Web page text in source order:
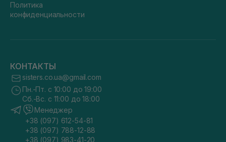
Политика
конфиденциальности
КОНТАКТЫ
sisters.co.ua@gmail.com
Пн.-Пт. с 10:00 до 19:00
Сб.-Вс. с 11:00 до 18:00
Менеджер
+38 (097) 612-54-81
+38 (097) 788-12-88
+38 (097) 983-41-20